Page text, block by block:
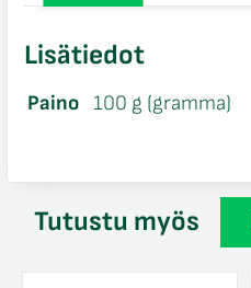
Lisätiedot
Paino 100 g (gramma)
Tutustu myös